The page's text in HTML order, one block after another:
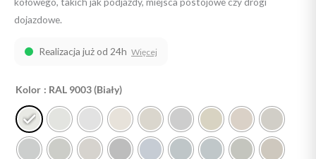
dojazdowe.
Realizacja już od 24h Więcej
Kolor : RAL 9003 (Biały)
akrylowa
do
bruku